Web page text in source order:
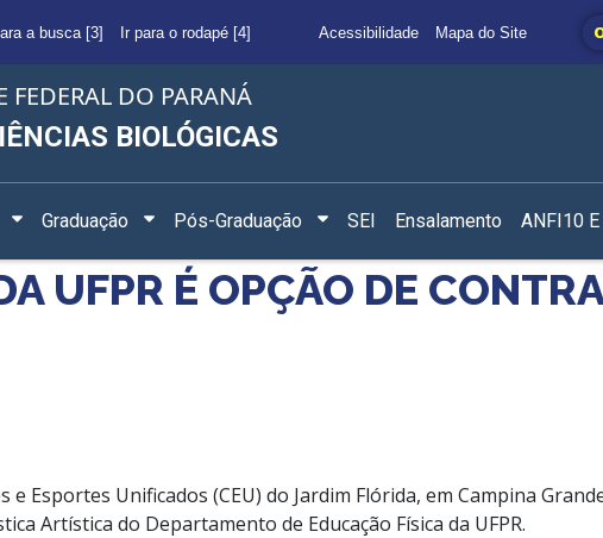
a busca [3] Ir para o rodapé [4] Acessibilidade Mapa do Site
FEDERAL DO PARANÁ
BIOLÓGICAS
Graduação Pós-Graduação SEI Ensalamento ANFI10
UFPR É OPÇÃO DE
e Esportes Unificados (CEU) do Jardim Flórida, em Campina
Artística do Departamento de Educação Física da UFPR.